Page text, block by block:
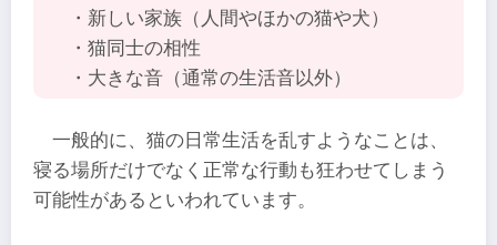
・新しい家族（人間やほかの猫や犬）
・猫同士の相性
・大きな音（通常の生活音以外）
一般的に、猫の日常生活を乱すようなことは、
寝る場所だけでなく正常な行動も狂わせてしまう
可能性があるといわれています。